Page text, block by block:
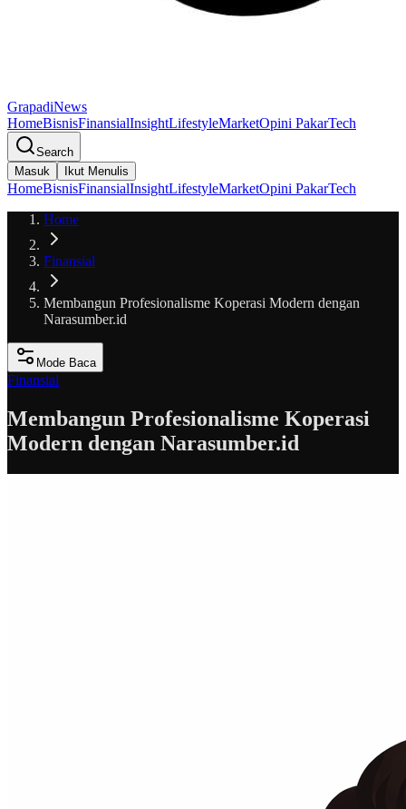
GrapadiNews
HomeBisnisFinansialInsightLifestyleMarketOpini PakarTech
Search
Masuk
Ikut Menulis
HomeBisnisFinansialInsightLifestyleMarketOpini PakarTech
Home
Finansial
Membangun Profesionalisme Koperasi Modern dengan
Narasumber.id
Mode Baca
Finansial
Membangun Profesionalisme Koperasi
Modern dengan Narasumber.id